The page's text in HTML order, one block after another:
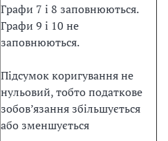
Графи 7 і 8 заповнюються.
Графи 9 і 10 не
заповнюються.
Підсумок коригування не
нульовий, тобто податкове
зобов’язання збільшується
або зменшується